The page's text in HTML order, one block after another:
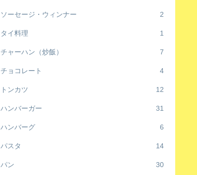
ソーセージ・ウィンナー 2
タイ料理 1
チャーハン（炒飯） 7
チョコレート 4
トンカツ 12
ハンバーガー 31
ハンバーグ 6
パスタ 14
パン 30